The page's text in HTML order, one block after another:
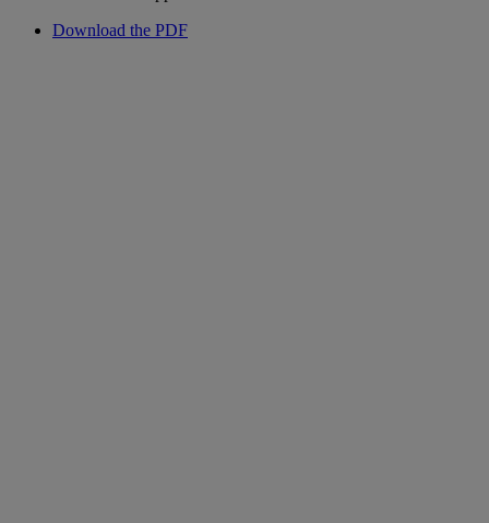
Download the PDF